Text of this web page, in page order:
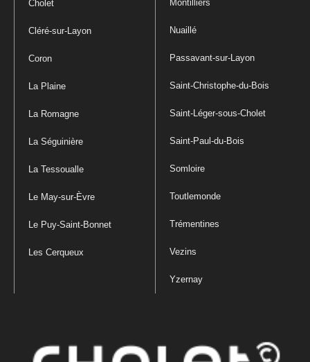
Cholet
Cléré-sur-Layon
Coron
La Plaine
La Romagne
La Séguinière
La Tessoualle
Le May-sur-Èvre
Le Puy-Saint-Bonnet
Les Cerqueux
Montilliers
Nuaillé
Passavant-sur-Layon
Saint-Christophe-du-Bois
Saint-Léger-sous-Cholet
Saint-Paul-du-Bois
Somloire
Toutlemonde
Trémentines
Vezins
Yzernay